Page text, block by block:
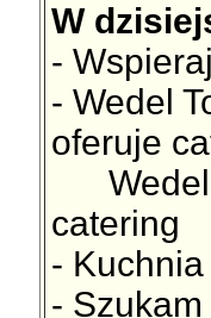
W
-
- Wedel
oferuje
Wedel
catering
-
-